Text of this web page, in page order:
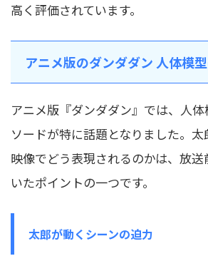
高く評価されています。
アニメ版のダンダダン 人体模
アニメ版『ダンダダン』では、人
ソードが特に話題となりました。
映像でどう表現されるのかは、放
いたポイントの一つです。
太郎が動くシーンの迫力